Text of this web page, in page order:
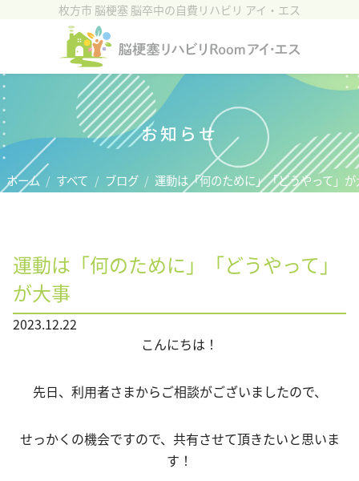
ホーム
施設紹介
リハビリについて
脳血管疾患(脳卒中)
ご利用者様の声
アクセス
お問い合わせ
枚方市 脳梗塞 脳卒中の自費リハビリ アイ・エス
お知らせ
ホーム すべて ブログ 運動は「何のために」「どうやって」
運動は「何のために」「どうやって」
が大事
2023.12.22
こんにちは！
先日、利用者さまからご相談がございましたので、
せっかくの機会ですので、共有させて頂きたいと思いま
す！